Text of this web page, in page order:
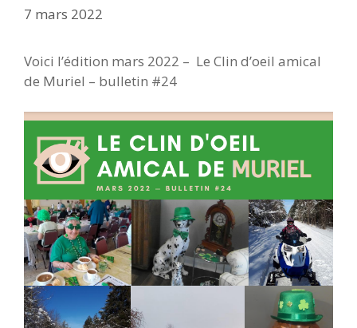
7 mars 2022
Voici l’édition mars 2022 – Le Clin d’oeil amical
de Muriel – bulletin #24